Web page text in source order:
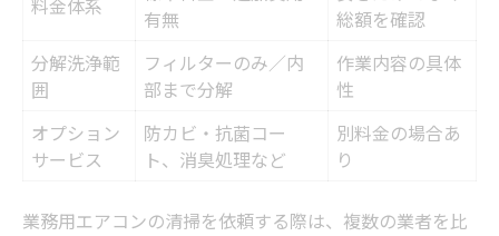
有無
総額を確認
分解洗浄範
囲
フィルターのみ／内
部まで分解
作業内容の具体
性
オプション
サービス
防カビ・抗菌コー
ト、消臭処理など
別料金の場合あ
り
業務用エアコンの清掃を依頼する際は、複数の業者を比